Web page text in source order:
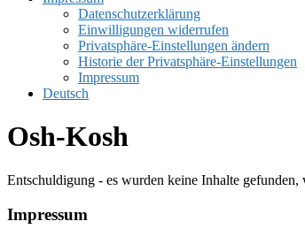
Datenschutzerklärung
Einwilligungen widerrufen
Privatsphäre-Einstellungen ändern
Historie der Privatsphäre-Einstellungen
Impressum
Deutsch
Osh-Kosh
Entschuldigung - es wurden keine Inhalte
Footer
Impressum